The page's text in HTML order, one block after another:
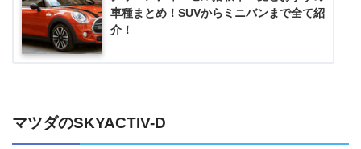
車種まとめ！SUVからミニバンまで全て紹
介！
マツダのSKYACTIV-D